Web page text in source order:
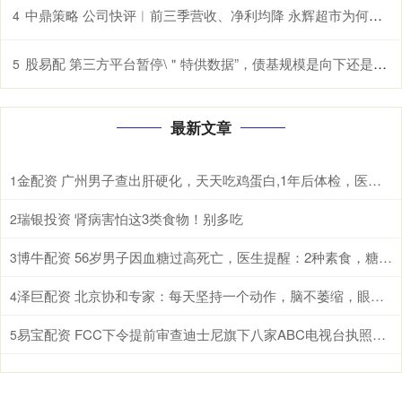
4 中鼎策略 公司快评︱前三季营收、净利均降 永辉超市为何还能“三连板”？
5 股易配 第三方平台暂停\＂特供数据”，债基规模是向下还是稳住？
最新文章
1 金配资 广州男子查出肝硬化，天天吃鸡蛋白,1年后体检，医生：干啥了
2瑞银投资 肾病害怕这3类食物！别多吃
3 博牛配资 56岁男子因血糖过高死亡，医生提醒：2种素食，糖尿病人尽量少吃
4 泽巨配资 北京协和专家：每天坚持一个动作，脑不萎缩，眼不花，80难痴呆
5 易宝配资 FCC下令提前审查迪士尼旗下八家ABC电视台执照，特朗普与媒体战火重燃